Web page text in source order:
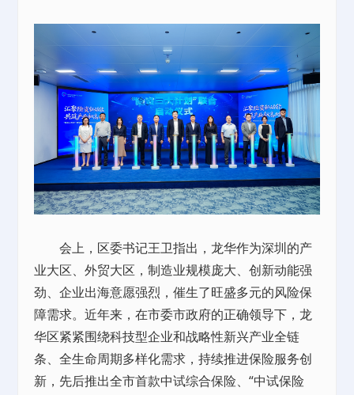
会上，区委书记王卫指出，龙华作为深圳的产
业大区、外贸大区，制造业规模庞大、创新动能强
劲、企业出海意愿强烈，催生了旺盛多元的风险保
障需求。近年来，在市委市政府的正确领导下，龙
华区紧紧围绕科技型企业和战略性新兴产业全链
条、全生命周期多样化需求，持续推进保险服务创
新，先后推出全市首款中试综合保险、“中试保险